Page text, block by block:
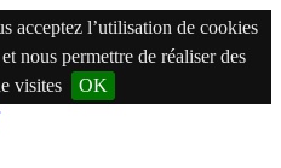
acceptez l’utilisation de cookies
nous permettre de réaliser des
visites
OK